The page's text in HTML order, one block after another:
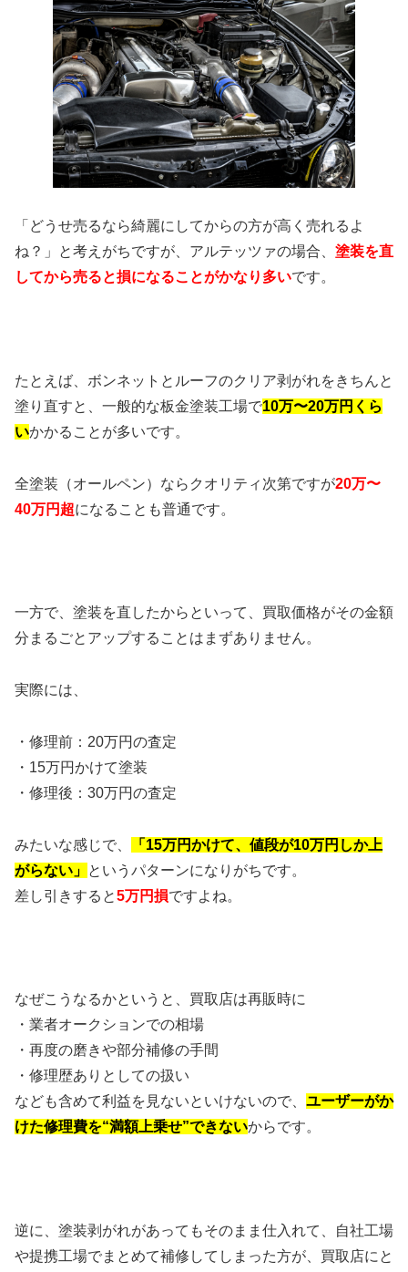
「どうせ売るなら綺麗にしてからの方が高く売れるよ
ね？」と考えがちですが、アルテッツァの場合、 塗装を直
してから売ると損になることがかなり多いです。
たとえば、ボンネットとルーフのクリア剥がれをきちんと
塗り直すと、一般的な板金塗装工場で10万〜20万円くら
いかかることが多いです。
全塗装（オールペン）ならクオリティ次第ですが20万〜
40万円超になることも普通です。
一方で、塗装を直したからといって、買取価格がその金額
分まるごとアップすることはまずありません。
実際には、
・修理前：20万円の査定
・15万円かけて塗装
・修理後：30万円の査定
みたいな感じで、
「15万円かけて、値段が10万円しか上
がらない」 というパターンになりがちです。
差し引きすると5万円損ですよね。
なぜこうなるかというと、買取店は再販時に
・業者オークションでの相場
・再度の磨きや部分補修の手間
・修理歴ありとしての扱い
なども含めて利益を見ないといけないので、 ユーザーがか
けた修理費を“満額上乗せ”できないからです。
逆に、塗装剥がれがあってもそのまま仕入れて、自社工場
や提携工場でまとめて補修してしまった方が、買取店にと